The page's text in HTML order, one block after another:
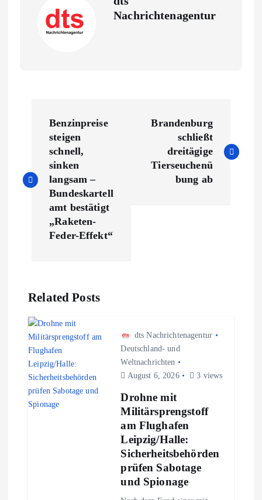
Nachrichtenagentur
i
s
n
a
v
Benzinpreise
steigen
schnell,
sinken
langsam –
Bundeskartell
amt bestätigt
„Raketen-
Feder-Effekt“
Brandenburg
schließt
dreitägige
Tierseuchenü
bung ab
Related Posts
dts Nachrichtenagentur
Deutschland- und
Weltnachrichten
August 6, 2026
3 views
Drohne mit
Militärsprengstoff
am Flughafen
Leipzig/Halle:
Sicherheitsbehörden
prüfen Sabotage
und Spionage